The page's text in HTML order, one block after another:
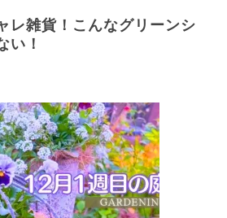
レ雑貨！こんなグリーンシ
い！